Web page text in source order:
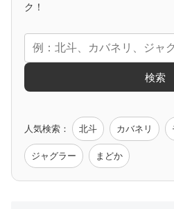
アニメタイアップ
エヴァ コードギアス 化物語
モンハン バイオ ペルソナ
ク！
検索
人気検索： 北斗 カバネリ
ジャグラー まどか